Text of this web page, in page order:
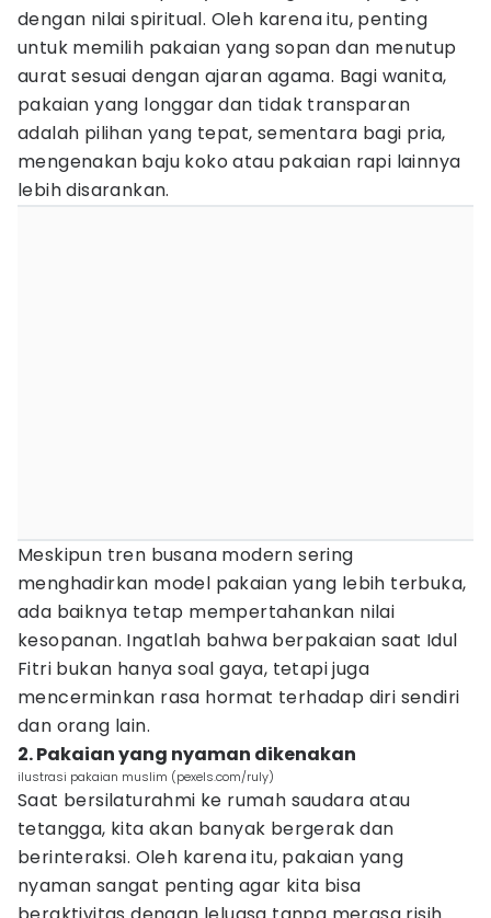
dengan nilai spiritual. Oleh karena itu, penting
untuk memilih pakaian yang sopan dan menutup
aurat sesuai dengan ajaran agama. Bagi wanita,
pakaian yang longgar dan tidak transparan
adalah pilihan yang tepat, sementara bagi pria,
mengenakan baju koko atau pakaian rapi lainnya
lebih disarankan.
Meskipun tren busana modern sering
menghadirkan model pakaian yang lebih terbuka,
ada baiknya tetap mempertahankan nilai
kesopanan. Ingatlah bahwa berpakaian saat Idul
Fitri bukan hanya soal gaya, tetapi juga
mencerminkan rasa hormat terhadap diri sendiri
dan orang lain.
2. Pakaian yang nyaman dikenakan
ilustrasi pakaian muslim (pexels.com/ruly)
Saat bersilaturahmi ke rumah saudara atau
tetangga, kita akan banyak bergerak dan
berinteraksi. Oleh karena itu, pakaian yang
nyaman sangat penting agar kita bisa